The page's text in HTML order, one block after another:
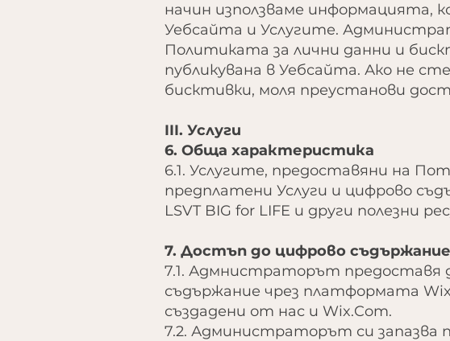
начин използваме информацията,
Уебсайта и Услугите.
Политиката за лични данни и
публикувана в Уебсайта. Ако не
бисктивки, моля преустанови
III. Услуги
6. Обща характеристика
6.1. Услугите, предоставяни на
предплатени Услуги и цифрово
LSVT BIG for LIFE и други полезни
7. Достъп до цифрово съдържание
7.1. Адмнистраторът предоставя
съдържание чрез платформата
създадени от нас и Wix.Com.
7.2. Администраторът си запазва